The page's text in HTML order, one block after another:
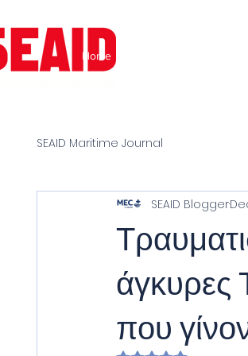
Home
SEAID Maritime Journal
άγκυρες
που
SEAID Blogger